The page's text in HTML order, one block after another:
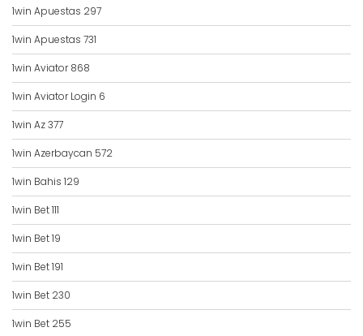
1win Apuestas 297
1win Apuestas 731
1win Aviator 868
1win Aviator Login 6
1win Az 377
1win Azerbaycan 572
1win Bahis 129
1win Bet 111
1win Bet 19
1win Bet 191
1win Bet 230
1win Bet 255